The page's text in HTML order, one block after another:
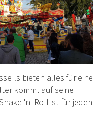
bieten alles für eine
kommt auf seine
'n' Roll ist für jeden